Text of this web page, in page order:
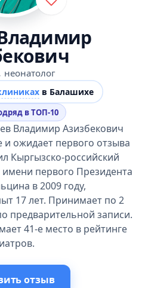
неонатолог
в Балашихе
в ТОП-10
Владимир Азизбекович
ожидает первого отзыва
Кыргызско-российский
имени первого Президента
в 2009 году,
17 лет. Принимает по 2
предварительной записи.
41-е место в рейтинге
отзыв